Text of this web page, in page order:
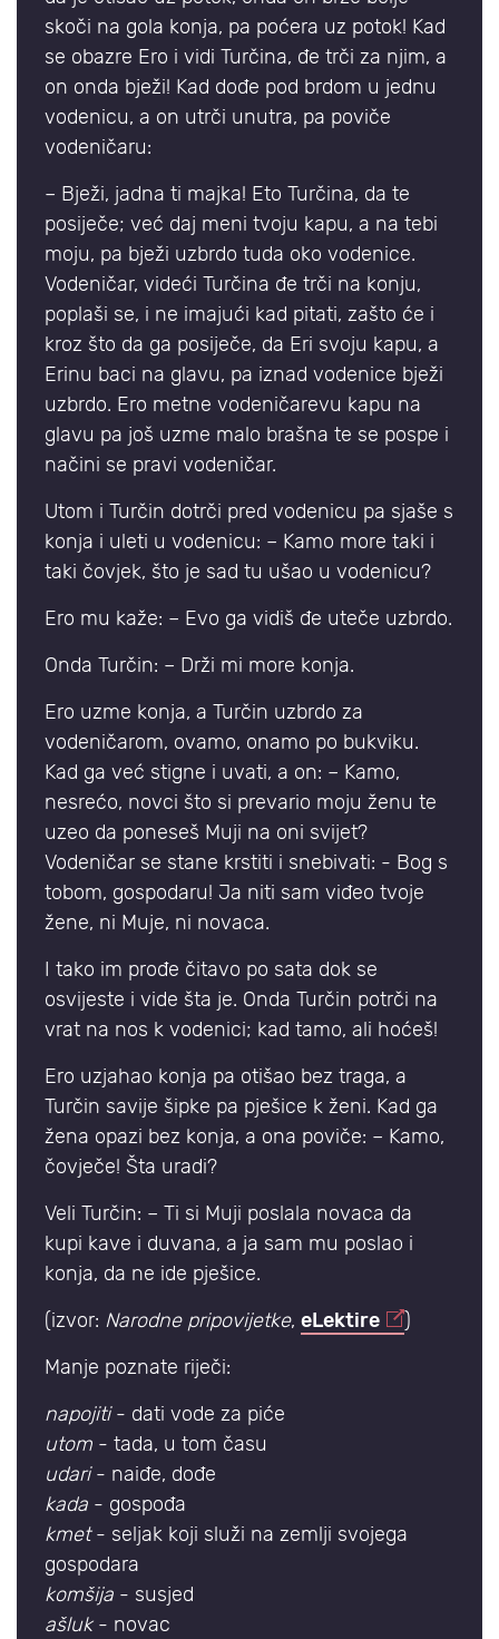
skoči na gola konja, pa poćera uz potok! Kad
se obazre Ero i vidi Turčina, đe trči za njim, a
on onda bježi! Kad dođe pod brdom u jednu
vodenicu, a on utrči unutra, pa poviče
vodeničaru:
– Bježi, jadna ti majka! Eto Turčina, da te
posiječe; već daj meni tvoju kapu, a na tebi
moju, pa bježi uzbrdo tuda oko vodenice.
Vodeničar, videći Turčina đe trči na konju,
poplaši se, i ne imajući kad pitati, zašto će i
kroz što da ga posiječe, da Eri svoju kapu, a
Erinu baci na glavu, pa iznad vodenice bježi
uzbrdo. Ero metne vodeničarevu kapu na
glavu pa još uzme malo brašna te se pospe i
načini se pravi vodeničar.
Utom i Turčin dotrči pred vodenicu pa sjaše s
konja i uleti u vodenicu: – Kamo more taki i
taki čovjek, što je sad tu ušao u vodenicu?
Ero mu kaže: – Evo ga vidiš đe uteče uzbrdo.
Onda Turčin: – Drži mi more konja.
Ero uzme konja, a Turčin uzbrdo za
vodeničarom, ovamo, onamo po bukviku.
Kad ga već stigne i uvati, a on: – Kamo,
nesrećo, novci što si prevario moju ženu te
uzeo da poneseš Muji na oni svijet?
Vodeničar se stane krstiti i snebivati: - Bog s
tobom, gospodaru! Ja niti sam viđeo tvoje
žene, ni Muje, ni novaca.
I tako im prođe čitavo po sata dok se
osvijeste i vide šta je. Onda Turčin potrči na
vrat na nos k vodenici; kad tamo, ali hoćeš!
Ero uzjahao konja pa otišao bez traga, a
Turčin savije šipke pa pješice k ženi. Kad ga
žena opazi bez konja, a ona poviče: – Kamo,
čovječe! Šta uradi?
Veli Turčin: – Ti si Muji poslala novaca da
kupi kave i duvana, a ja sam mu poslao i
konja, da ne ide pješice.
(izvor: Narodne pripovijetke, eLektire
)
Manje poznate riječi:
napojiti- dati vode za piće
utom - tada, u tom času
udari- naiđe, dođe
kada - gospođa
kmet- seljak koji služi na zemlji svojega
gospodara
komšija - susjed
ašluk - novac